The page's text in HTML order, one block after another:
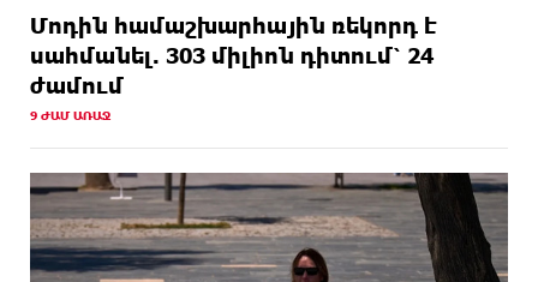
Մոդին համաշխարհային ռեկորդ է
սահմանել. 303 միլիոն դիտում՝ 24
ժամում
9 ԺԱՄ ԱՌԱՋ